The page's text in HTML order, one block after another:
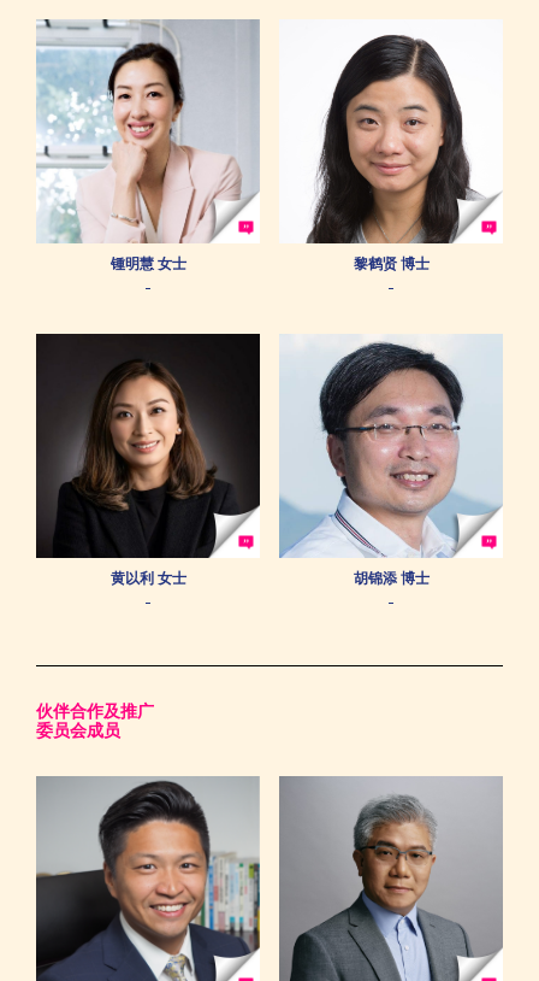
锺明慧 女士
-
黎鹤贤 博士
-
黄以利 女士
-
胡锦添 博士
-
伙伴合作及推广
委员会成员